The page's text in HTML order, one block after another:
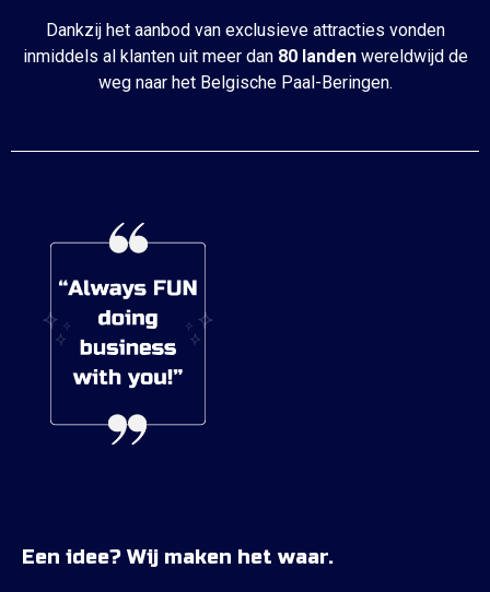
Dankzij het aanbod van exclusieve attracties vonden
inmiddels al klanten uit meer dan 80 landenwereldwijd de
weg naar het Belgische Paal-Beringen.
Een idee? Wij maken het waar.